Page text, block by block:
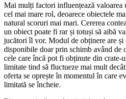
Mai mulți factori influențează valoarea
cel mai mare rol, deoarece obiectele
natural scoruri mai mari. Cererea
un obiect poate fi rar și totuși să aibă
jucători îl vor. Modul de obținere are și
disponibile doar prin schimb având de
cele care încă pot fi obținute din crate-
limitate tind să fluctueze mai mult decât
oferta se oprește în momentul în care
limitată se încheie.